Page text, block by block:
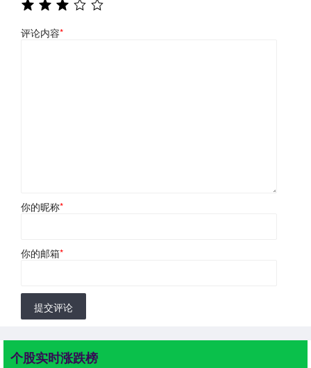
评论内容*
你的昵称*
你的邮箱*
提交评论
个股实时涨跌榜